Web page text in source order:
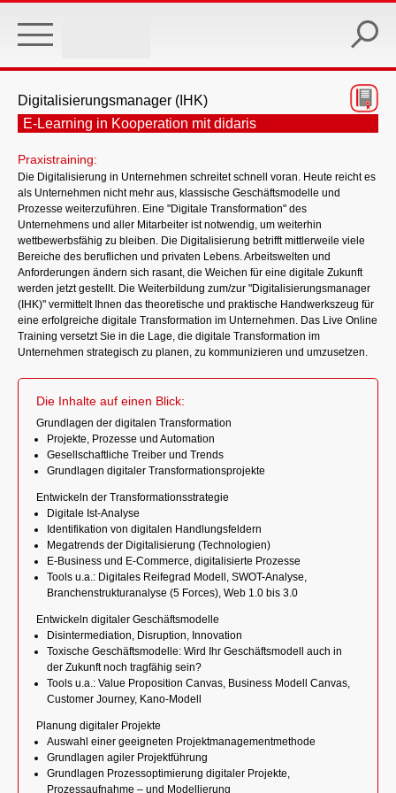
main
Digitalisierungsmanager (IHK)
E-Learning in Kooperation mit didaris
Praxistraining:
Die Digitalisierung in Unternehmen schreitet schnell voran. Heute reicht es
als Unternehmen nicht mehr aus, klassische Geschäftsmodelle und
Prozesse weiterzuführen. Eine "Digitale Transformation" des
Unternehmens und aller Mitarbeiter ist notwendig, um weiterhin
wettbewerbsfähig zu bleiben. Die Digitalisierung betrifft mittlerweile viele
Bereiche des beruflichen und privaten Lebens. Arbeitswelten und
Anforderungen ändern sich rasant, die Weichen für eine digitale Zukunft
werden jetzt gestellt. Die Weiterbildung zum/zur "Digitalisierungsmanager
(IHK)" vermittelt Ihnen das theoretische und praktische Handwerkszeug für
eine erfolgreiche digitale Transformation im Unternehmen. Das Live Online
Training versetzt Sie in die Lage, die digitale Transformation im
Unternehmen strategisch zu planen, zu kommunizieren und umzusetzen.
Die Inhalte auf einen Blick:
Grundlagen der digitalen Transformation
Projekte, Prozesse und Automation
Gesellschaftliche Treiber und Trends
Grundlagen digitaler Transformationsprojekte
Entwickeln der Transformationsstrategie
Digitale Ist-Analyse
Identifikation von digitalen Handlungsfeldern
Megatrends der Digitalisierung (Technologien)
E-Business und E-Commerce, digitalisierte Prozesse
Tools u.a.: Digitales Reifegrad Modell, SWOT-Analyse,
Branchenstrukturanalyse (5 Forces), Web 1.0 bis 3.0
Entwickeln digitaler Geschäftsmodelle
Disintermediation, Disruption, Innovation
Toxische Geschäftsmodelle: Wird Ihr Geschäftsmodell auch in
der Zukunft noch tragfähig sein?
Tools u.a.: Value Proposition Canvas, Business Modell Canvas,
Customer Journey, Kano-Modell
Planung digitaler Projekte
Auswahl einer geeigneten Projektmanagementmethode
Grundlagen agiler Projektführung
Grundlagen Prozessoptimierung digitaler Projekte,
Prozessaufnahme – und Modellierung